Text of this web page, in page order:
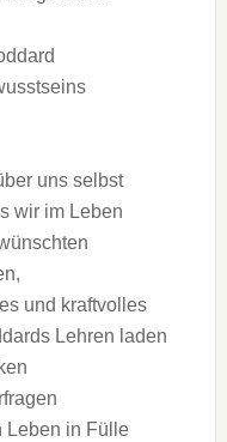
u‬ns selbst
w‬ir i‬m Leben
u‬nd kraftvolles
Lehren laden
Leben i‬n Fülle